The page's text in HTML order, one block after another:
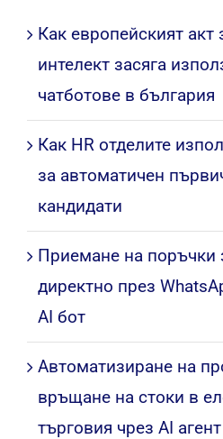
Как европейският акт
интелект засяга
чатботове в българия
Как HR отделите
за автоматичен
кандидати
Приемане на поръчки
директно през
AI бот
Автоматизиране на
връщане на стоки в
търговия чрез AI агент